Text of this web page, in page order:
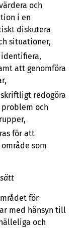
och
i en
diskutera
situationer,
att genomföra
redogöra
och
för att
som
för
med hänsyn till
och